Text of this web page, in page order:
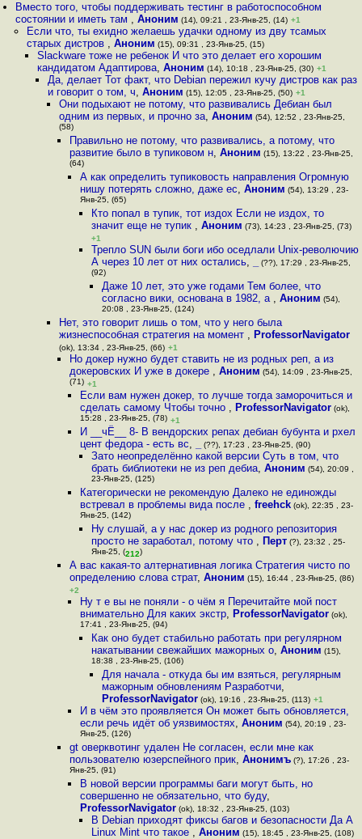
Вместо того, чтобы поддерживать тестинг в работоспособном
состоянии и иметь там ,Аноним (14), 09:21 , 23-Янв-25, (14) +1
Если что, ты ехидно желаешь удачки одному из дву тсамых
старых дистров , Аноним (15), 09:31 , 23-Янв-25, (15)
Slackware тоже не ребенок И что это делает его хорошим
кандидатом Адаптирова, Аноним (14), 10:18 , 23-Янв-25, (30) +1
Да, делает Тот факт, что Debian пережил кучу дистров как раз
и говорит о том, ч,Аноним (15), 12:05 , 23-Янв-25, (50) +1
Они подыхают не потому, что развивались Дебиан был
одним из первых, и прочно за, Аноним (54), 12:52 , 23-Янв-25,
(58)
Правильно не потому, что развивались, а потому, что
развитие было в тупиковом н, Аноним (15), 13:22 , 23-Янв-25,
(64)
А как определить тупиковость направления Огромную
нишу потерять сложно, даже ес,Аноним (54), 13:29 , 23-
Янв-25, (65)
Кто попал в тупик, тот издох Если не издох, то
значит еще не тупик , Аноним (73), 14:23 , 23-Янв-25, (73)
+1
Трепло SUN были боги ибо оседлали Unix-револючию
А через 10 лет от них остались, (??), 17:29 , 23-Янв-25,
(92)
Даже 10 лет, это уже годами Тем более, что
согласно вики, основана в 1982, а , Аноним (54),
20:08 , 23-Янв-25, (124)
Нет, это говорит лишь о том, что у него была
жизнеспособная стратегия на момент , ProfessorNavigator
(ok), 13:34 , 23-Янв-25, (66) +1
Но докер нужно будет ставить не из родных реп, а из
докеровских И уже в докере , Аноним (54), 14:09 , 23-Янв-25,
(71) +1
Если вам нужен докер, то лучше тогда заморочиться и
сделать самому Чтобы точно , ProfessorNavigator (ok),
15:28 , 23-Янв-25, (78) +1
И __чЁ__ 8- В вендорских репах дебиан бубунта и рхел
цент федора - есть вс, (??), 17:23 , 23-Янв-25, (90)
Зато неопределённо какой версии Суть в том, что
брать библиотеки не из реп дебиа, Аноним (54), 20:09 ,
23-Янв-25, (125)
Категорически не рекомендую Далеко не единожды
встревал в проблемы вида после ,freehck (ok), 22:35 , 23-
Янв-25, (142)
Ну слушай, а у нас докер из родного репозитория
просто не заработал, потому что , Перт(?), 23:32 , 25-
Янв-25, (212)
А вас какая-то алтернативная логика Стратегия чисто по
определению слова страт, Аноним (15), 16:44 , 23-Янв-25, (86)
+2
Ну т е вы не поняли - о чём я Перечитайте мой пост
внимательно Для каких экстр, ProfessorNavigator (ok),
17:41 , 23-Янв-25, (94)
Как оно будет стабильно работать при регулярном
накатывании свежайших мажорных о, Аноним (15),
18:38 , 23-Янв-25, (106)
Для начала - откуда бы им взяться, регулярным
мажорным обновлениям Разработчи,
ProfessorNavigator(ok), 19:16 , 23-Янв-25, (113) +1
И в чём это проявляется Он может быть обновляется,
если речь идёт об уязвимостях,Аноним (54), 20:19 , 23-
Янв-25, (126)
gt оверквотинг удален Не согласен, если мне как
пользователю юзерспейного прик, Анонимъ(?), 17:26 , 23-
Янв-25, (91)
В новой версии программы баги могут быть, но
совершенно не обязательно, что буду,
ProfessorNavigator (ok), 18:32 , 23-Янв-25, (103)
В Debian приходят фиксы багов и безопасности Да А
Linux Mint что такое , Аноним (15), 18:45 , 23-Янв-25, (108)